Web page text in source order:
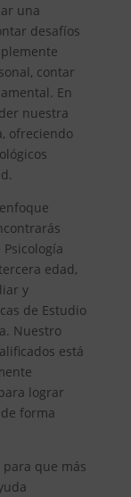
una
desafíos
contar
En
nuestra
ofreciendo
edad,
y
de Estudio
Nuestro
está
lograr
forma
que más